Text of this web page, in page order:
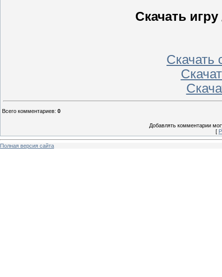
Скачать
Скачать
Всего комментариев: 0
Добавлять комментарии
[
Полная версия сайта